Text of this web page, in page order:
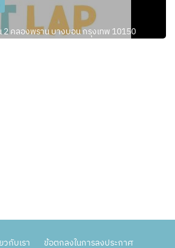
คลองพราน บางบอน กรุงเทพ 10150
วกับเรา ข้อตกลงในการลงประกาศ